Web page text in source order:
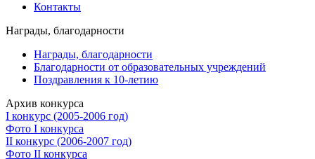
Контакты
Награды, благодарности
Награды, благодарности
Благодарности от образовательных учреждений
Поздравления к 10-летию
Архив конкурса
I конкурс (2005-2006 год)
Фото I конкурса
II конкурс (2006-2007 год)
Фото II конкурса